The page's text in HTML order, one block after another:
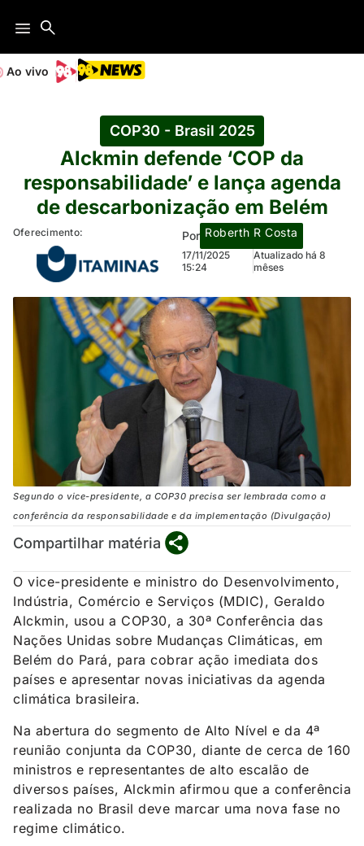
Ao vivo
COP30 - Brasil 2025
Alckmin defende ‘COP da
responsabilidade’ e lança agenda
de descarbonização em Belém
Por Roberth R Costa
17/11/2025
15:24
Atualizado há 8
mêses
Oferecimento:
Segundo o vice-presidente, a COP30 precisa ser lembrada como a
conferência da responsabilidade e da implementação (Dìvulgação)
Compartilhar matéria
O vice-presidente e ministro do Desenvolvimento,
Indústria, Comércio e Serviços (MDIC), Geraldo
Alckmin, usou a COP30, a 30ª Conferência das
Nações Unidas sobre Mudanças Climáticas, em
Belém do Pará, para cobrar ação imediata dos
países e apresentar novas iniciativas da agenda
climática brasileira.
Na abertura do segmento de Alto Nível e da 4ª
reunião conjunta da COP30, diante de cerca de 160
ministros e representantes de alto escalão de
diversos países, Alckmin afirmou que a conferência
realizada no Brasil deve marcar uma nova fase no
regime climático.